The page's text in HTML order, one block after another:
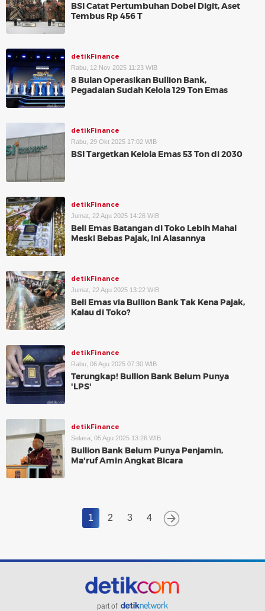
BSI Catat Pertumbuhan Dobel Digit, Aset
Tembus Rp 456 T
detikFinance
Rabu, 12 Nov 2025 11:23 WIB
8 Bulan Operasikan Bullion Bank,
Pegadaian Sudah Kelola 129 Ton Emas
detikFinance
Rabu, 29 Okt 2025 17:02 WIB
BSI Targetkan Kelola Emas 53 Ton di 2030
detikFinance
Jumat, 22 Agu 2025 14:26 WIB
Beli Emas Batangan di Toko Lebih Mahal
Meski Bebas Pajak, Ini Alasannya
detikFinance
Jumat, 22 Agu 2025 13:22 WIB
Beli Emas via Bullion Bank Tak Kena Pajak,
Kalau di Toko?
detikFinance
Rabu, 06 Agu 2025 07:30 WIB
Terungkap! Bullion Bank Belum Punya
'LPS'
detikFinance
Selasa, 05 Agu 2025 13:26 WIB
Bullion Bank Belum Punya Penjamin,
Ma'ruf Amin Angkat Bicara
1 2 3 4
part of